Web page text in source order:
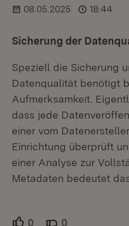
08.05.2025
18:44
Sicherung der
Speziell die Sicherung
Datenqualität benötigt
Aufmerksamkeit.
dass jede
einer vom
Einrichtung überprüft
einer Analyse zur
Metadaten bedeutet
0 Unterstützer.
0